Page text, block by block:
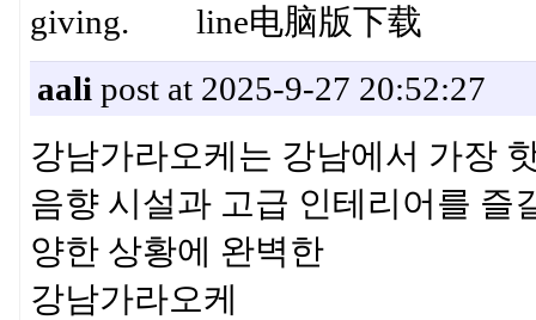
giving. line电脑版下载
aali post at 2025-9-27 20:52:27
강남가라오케는 강남에서 가장
음향 시설과 고급 인테리어를 즐
양한 상황에 완벽한
강남가라오케